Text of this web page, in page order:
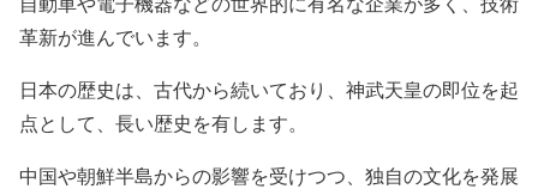
革新が進んでいます。
日本の歴史は、古代から続いており、神武天皇の即位を起
点として、長い歴史を有します。
中国や朝鮮半島からの影響を受けつつ、独自の文化を発展